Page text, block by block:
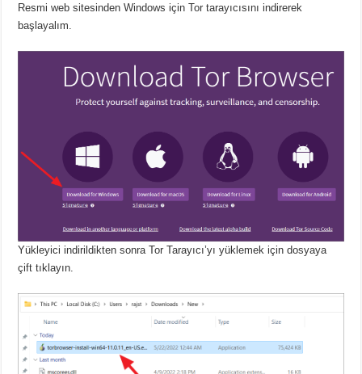
Resmi web sitesinden Windows için Tor tarayıcısını indirerek
başlayalım.
Yükleyici indirildikten sonra Tor Tarayıcı’yı yüklemek için dosyaya
çift tıklayın.